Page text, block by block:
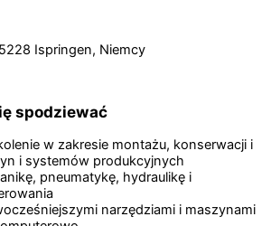
Ispringen, Niemcy
spodziewać
w zakresie montażu, konserwacji i
i systemów produkcyjnych
pneumatykę, hydraulikę i
narzędziami i maszynami